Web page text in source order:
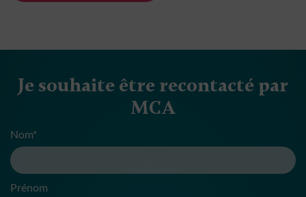
Je souhaite être recontacté par
MCA
Nom*
Prénom